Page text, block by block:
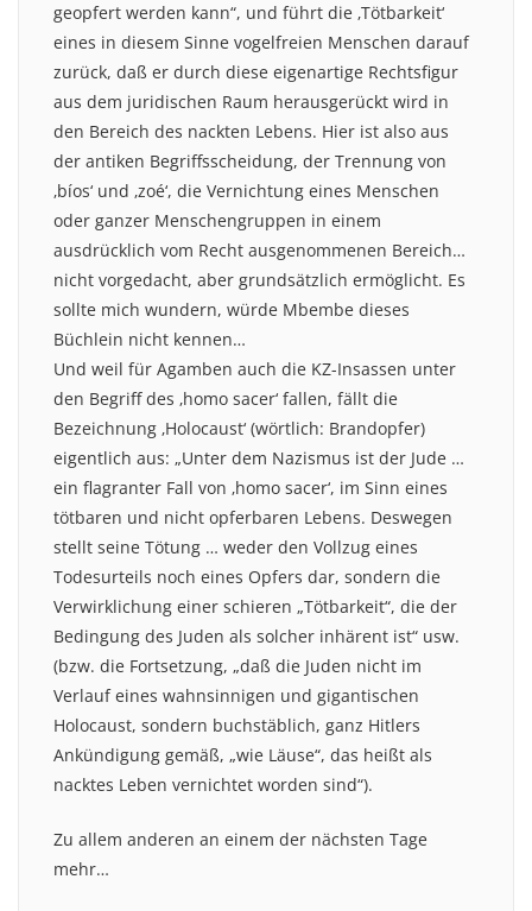
geopfert werden kann“, und führt die ‚Tötbarkeit‘
eines in diesem Sinne vogelfreien Menschen darauf
zurück, daß er durch diese eigenartige Rechtsfigur
aus dem juridischen Raum herausgerückt wird in
den Bereich des nackten Lebens. Hier ist also aus
der antiken Begriffsscheidung, der Trennung von
‚bíos‘ und ‚zoé‘, die Vernichtung eines Menschen
oder ganzer Menschengruppen in einem
ausdrücklich vom Recht ausgenommenen Bereich…
nicht vorgedacht, aber grundsätzlich ermöglicht. Es
sollte mich wundern, würde Mbembe dieses
Büchlein nicht kennen…
Und weil für Agamben auch die KZ-Insassen unter
den Begriff des ‚homo sacer‘ fallen, fällt die
Bezeichnung ‚Holocaust‘ (wörtlich: Brandopfer)
eigentlich aus: „Unter dem Nazismus ist der Jude …
ein flagranter Fall von ‚homo sacer‘, im Sinn eines
tötbaren und nicht opferbaren Lebens. Deswegen
stellt seine Tötung … weder den Vollzug eines
Todesurteils noch eines Opfers dar, sondern die
Verwirklichung einer schieren „Tötbarkeit“, die der
Bedingung des Juden als solcher inhärent ist“ usw.
(bzw. die Fortsetzung, „daß die Juden nicht im
Verlauf eines wahnsinnigen und gigantischen
Holocaust, sondern buchstäblich, ganz Hitlers
Ankündigung gemäß, „wie Läuse“, das heißt als
nacktes Leben vernichtet worden sind“).
Zu allem anderen an einem der nächsten Tage
mehr…